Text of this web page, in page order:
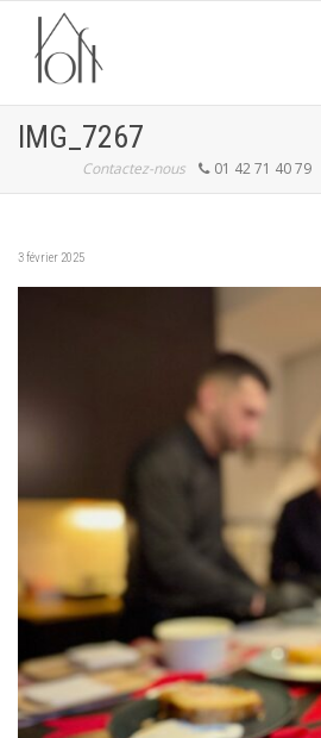
IMG_7267
Contactez-nous 01 42 71 40 79
3 février 2025